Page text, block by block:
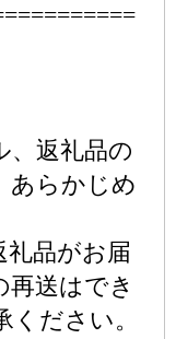
、返礼品の
あらかじめ
礼品がお届
再送はでき
ださい。